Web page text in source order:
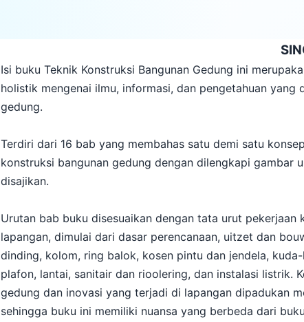
Isi buku Teknik Konstruksi Bangunan Gedung ini
holistik mengenai ilmu, informasi, dan pengetahuan yang
gedung.
Terdiri dari 16 bab yang membahas satu demi satu
konstruksi bangunan gedung dengan dilengkapi gambar
disajikan.
Urutan bab buku disesuaikan dengan tata urut pekerjaan
lapangan, dimulai dari dasar perencanaan, uitzet dan
dinding, kolom, ring balok, kosen pintu dan jendela,
plafon, lantai, sanitair dan rioolering, dan instalasi listrik.
gedung dan inovasi yang terjadi di lapangan dipadukan
sehingga buku ini memiliki nuansa yang berbeda dari